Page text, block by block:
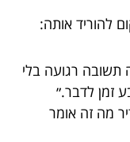
להוריד אותה:
תשובה רגועה בלי
זמן לדבר.״
מה זה אומר